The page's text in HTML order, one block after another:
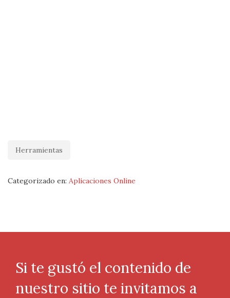
Herramientas
Categorizado en: Aplicaciones Online
Si te gustó el contenido de
nuestro sitio te invitamos a